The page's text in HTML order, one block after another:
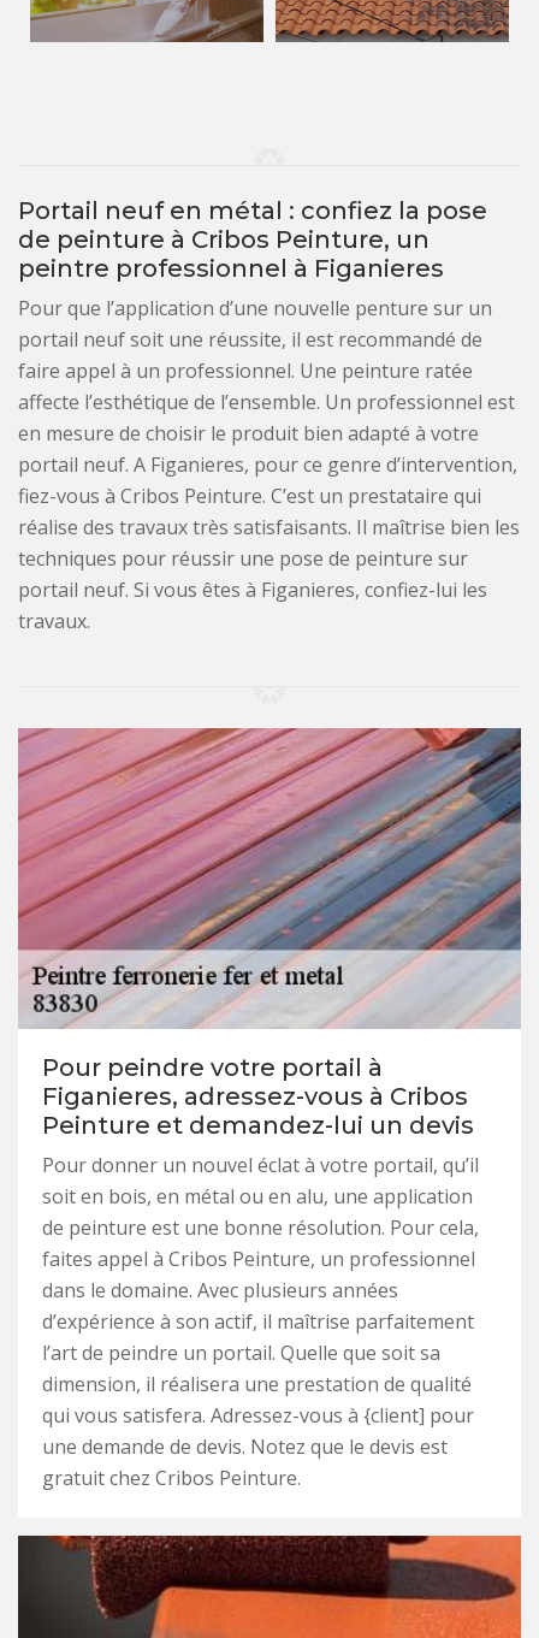
Portail neuf en métal : confiez la pose
de peinture à Cribos Peinture, un
peintre professionnel à Figanieres
Pour que l’application d’une nouvelle penture sur un
portail neuf soit une réussite, il est recommandé de
faire appel à un professionnel. Une peinture ratée
affecte l’esthétique de l’ensemble. Un professionnel est
en mesure de choisir le produit bien adapté à votre
portail neuf. A Figanieres, pour ce genre d’intervention,
fiez-vous à Cribos Peinture. C’est un prestataire qui
réalise des travaux très satisfaisants. Il maîtrise bien les
techniques pour réussir une pose de peinture sur
portail neuf. Si vous êtes à Figanieres, confiez-lui les
travaux.
Pour peindre votre portail à
Figanieres, adressez-vous à Cribos
Peinture et demandez-lui un devis
Pour donner un nouvel éclat à votre portail, qu’il
soit en bois, en métal ou en alu, une application
de peinture est une bonne résolution. Pour cela,
faites appel à Cribos Peinture, un professionnel
dans le domaine. Avec plusieurs années
d’expérience à son actif, il maîtrise parfaitement
l’art de peindre un portail. Quelle que soit sa
dimension, il réalisera une prestation de qualité
qui vous satisfera. Adressez-vous à {client] pour
une demande de devis. Notez que le devis est
gratuit chez Cribos Peinture.